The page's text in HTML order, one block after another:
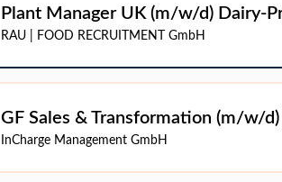
Plant Manager UK (m/w/d) Dairy-
RAU | FOOD RECRUITMENT GmbH
GF Sales & Transformation (m/w/d)
InCharge Management GmbH